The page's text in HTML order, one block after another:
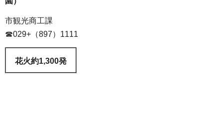
市観光商工課
☎029+（897）1111
花火約1,300発